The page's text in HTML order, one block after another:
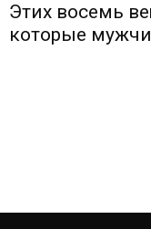
Этих восемь
которые